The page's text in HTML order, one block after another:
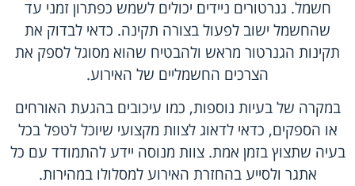
חשמל. גנרטורים ניידים יכולים לשמש כפתרון זמני עד
שהחשמל ישוב לפעול בצורה תקינה. כדאי לבדוק את
תקינות הגנרטור מראש ולהבטיח שהוא מסוגל לספק את
הצרכים החשמליים של האירוע.
במקרה של בעיות נוספות, כמו עיכובים בהגעת האורחים
או הספקים, כדאי לדאוג לצוות מקצועי שיוכל לטפל בכל
בעיה שתצוץ בזמן אמת. צוות מנוסה יידע להתמודד עם כל
אתגר ולסייע בהחזרת האירוע למסלולו במהירות.